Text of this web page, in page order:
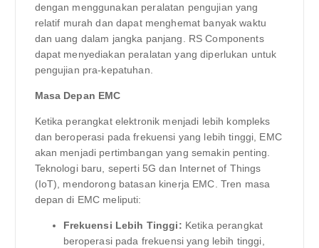
dengan menggunakan peralatan pengujian yang
relatif murah dan dapat menghemat banyak waktu
dan uang dalam jangka panjang. RS Components
dapat menyediakan peralatan yang diperlukan untuk
pengujian pra-kepatuhan.
Masa Depan EMC
Ketika perangkat elektronik menjadi lebih kompleks
dan beroperasi pada frekuensi yang lebih tinggi, EMC
akan menjadi pertimbangan yang semakin penting.
Teknologi baru, seperti 5G dan Internet of Things
(IoT), mendorong batasan kinerja EMC. Tren masa
depan di EMC meliputi:
Frekuensi Lebih Tinggi: Ketika perangkat
beroperasi pada frekuensi yang lebih tinggi,